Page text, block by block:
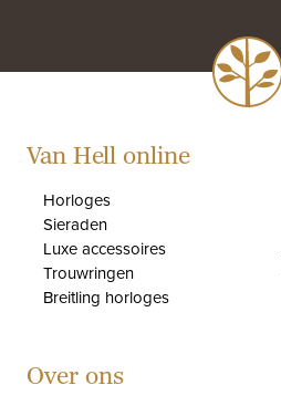
Van Hell online
Horloges
Sieraden
Luxe accessoires
Trouwringen
Breitling horloges
Over ons